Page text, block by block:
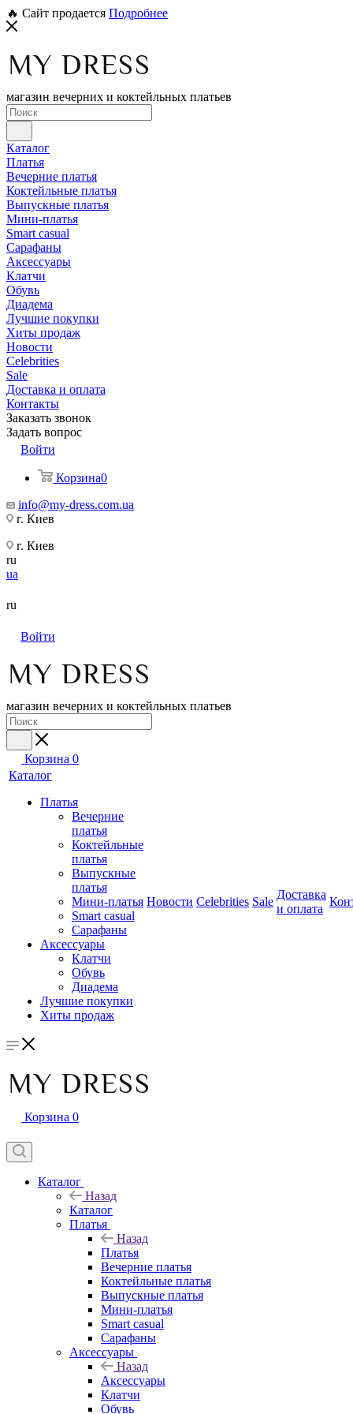
🔥 Сайт продается Подробнее
магазин вечерних и коктейльных платьев
Каталог
Платья
Вечерние платья
Коктейльные платья
Выпускные платья
Мини-платья
Smart casual
Сарафаны
Аксессуары
Клатчи
Обувь
Диадема
Лучшие покупки
Хиты продаж
Новости
Celebrities
Sale
Доставка и оплата
Контакты
Заказать звонок
Задать вопрос
Войти
Корзина0
info@my-dress.com.ua
г. Киев
г. Киев
ru
ua
ru
Войти
магазин вечерних и коктейльных платьев
Корзина 0
Каталог
Платья
Вечерние
платья
Коктейльные
платья
Выпускные
платья
Мини-платья
Smart casual
Сарафаны
Аксессуары
Клатчи
Обувь
Диадема
Лучшие покупки
Хиты продаж
Новости Celebrities Sale
Доставка
и оплата
Корзина 0
Каталог
Назад
Каталог
Платья
Назад
Платья
Вечерние платья
Коктейльные платья
Выпускные платья
Мини-платья
Smart casual
Сарафаны
Аксессуары
Назад
Аксессуары
Клатчи
Обувь